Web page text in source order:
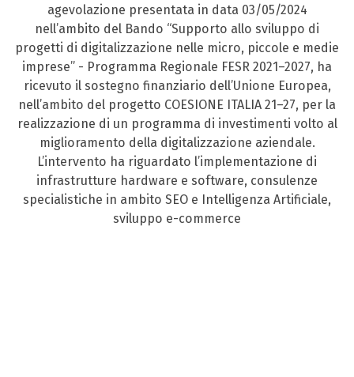
agevolazione presentata in data 03/05/2024
nell’ambito del Bando “Supporto allo sviluppo di
progetti di digitalizzazione nelle micro, piccole e medie
imprese” - Programma Regionale FESR 2021–2027, ha
ricevuto il sostegno finanziario dell’Unione Europea,
nell’ambito del progetto COESIONE ITALIA 21–27, per la
realizzazione di un programma di investimenti volto al
miglioramento della digitalizzazione aziendale.
L’intervento ha riguardato l’implementazione di
infrastrutture hardware e software, consulenze
specialistiche in ambito SEO e Intelligenza Artificiale,
sviluppo e-commerce